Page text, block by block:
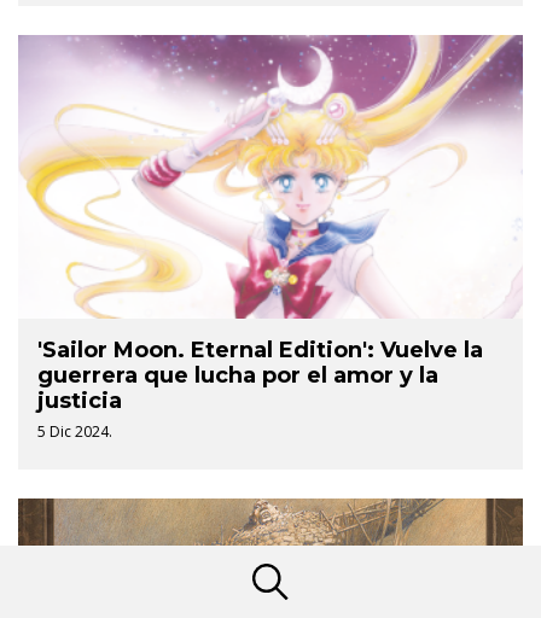
'Sailor Moon. Eternal Edition': Vuelve la
guerrera que lucha por el amor y la
justicia
5 Dic 2024.